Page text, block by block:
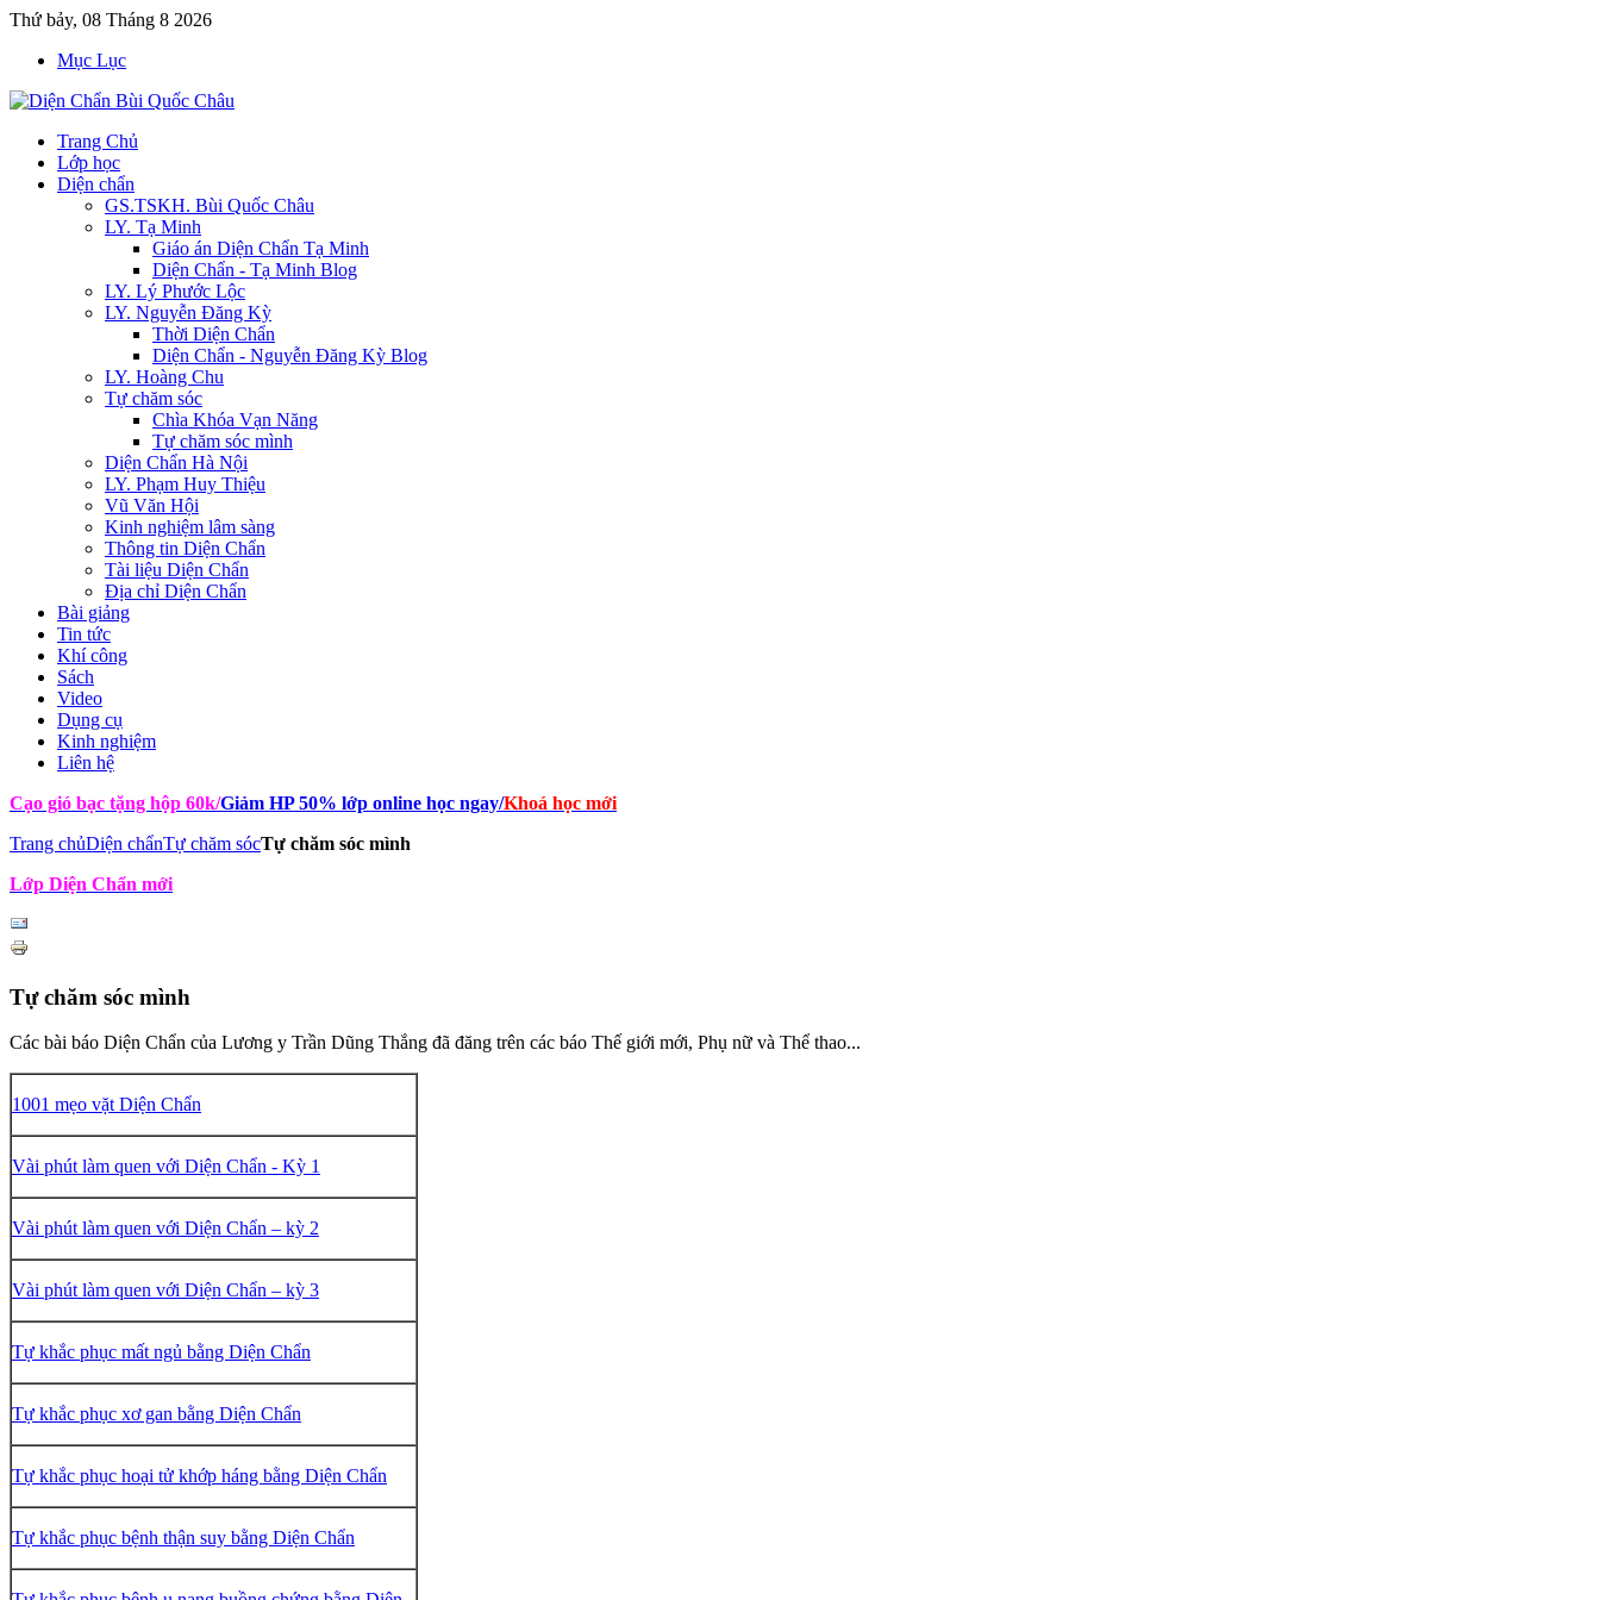
Thứ bảy, 08 Tháng 8 2026
Mục Lục
Trang Chủ
Lớp học
Diện chẩn
GS.TSKH. Bùi Quốc Châu
LY. Tạ Minh
Giáo án Diện Chẩn Tạ Minh
Diện Chẩn - Tạ Minh Blog
LY. Lý Phước Lộc
LY. Nguyễn Đăng Kỳ
Thời Diện Chẩn
Diện Chẩn - Nguyễn Đăng Kỳ Blog
LY. Hoàng Chu
Tự chăm sóc
Chìa Khóa Vạn Năng
Tự chăm sóc mình
Diện Chẩn Hà Nội
LY. Phạm Huy Thiệu
Vũ Văn Hội
Kinh nghiệm lâm sàng
Thông tin Diện Chẩn
Tài liệu Diện Chẩn
Địa chỉ Diện Chẩn
Bài giảng
Tin tức
Khí công
Sách
Video
Dụng cụ
Kinh nghiệm
Liên hệ
Cạo gió bạc tặng hộp 60k/Giảm HP 50% lớp online học ngay/Khoá học mới
Trang chủDiện chẩnTự chăm sócTự chăm sóc mình
Lớp Diện Chẩn mới
Tự chăm sóc mình
Các bài báo Diện Chẩn của Lương y Trần Dũng Thắng đã đăng trên các báo Thế giới mới, Phụ nữ và Thể thao...
1001 mẹo vặt Diện Chẩn
Vài phút làm quen với Diện Chẩn - Kỳ 1
Vài phút làm quen với Diện Chẩn – kỳ 2
Vài phút làm quen với Diện Chẩn – kỳ 3
Tự khắc phục mất ngủ bằng Diện Chẩn
Tự khắc phục xơ gan bằng Diện Chẩn
Tự khắc phục hoại tử khớp háng bằng Diện Chẩn
Tự khắc phục bệnh thận suy bằng Diện Chẩn